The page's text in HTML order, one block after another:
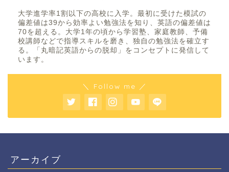
大学進学率1割以下の高校に入学。最初に受けた模試の
偏差値は39から効率よい勉強法を知り、英語の偏差値は
70を超える。大学1年の頃から学習塾、家庭教師、予備
校講師などで指導スキルを磨き、独自の勉強法を確立す
る。「丸暗記英語からの脱却」をコンセプトに発信して
います。
＼ Follow me ／
アーカイブ